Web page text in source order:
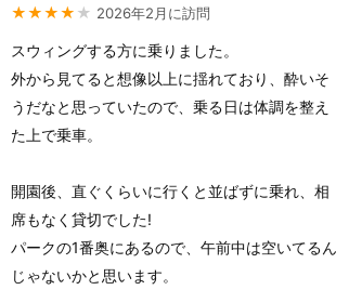
★★★★ ★ 2026年2月に訪問
スウィングする方に乗りました。
外から見てると想像以上に揺れており、酔いそ
うだなと思っていたので、乗る日は体調を整え
た上で乗車。
開園後、直ぐくらいに行くと並ばずに乗れ、相
席もなく貸切でした!
パークの1番奥にあるので、午前中は空いてるん
じゃないかと思います。